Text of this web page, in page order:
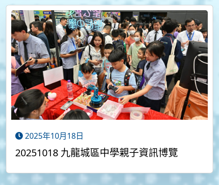
2025年10月18日
20251018 九龍城區中學親子資訊博覽